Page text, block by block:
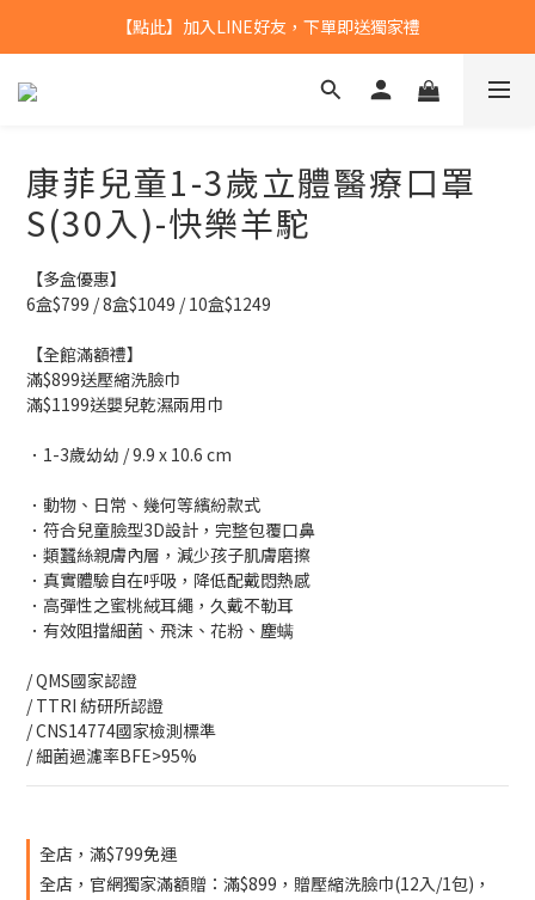
【點此】加入LINE好友，下單即送獨家禮
全館滿$799，本島免運
【點此】加入LINE好友，下單即送獨家禮
康菲兒童1-3歲立體醫療口罩
S(30入)-快樂羊駝
【多盒優惠】
6盒$799 / 8盒$1049 / 10盒$1249
【全館滿額禮】
滿$899送壓縮洗臉巾
滿$1199送嬰兒乾濕兩用巾
．1-3歲幼幼 / 9.9 x 10.6 cm
．動物、日常、幾何等繽紛款式
．符合兒童臉型3D設計，完整包覆口鼻
．類蠶絲親膚內層，減少孩子肌膚磨擦
．真實體驗自在呼吸，降低配戴悶熱感
．高彈性之蜜桃絨耳繩，久戴不勒耳
．有效阻擋細菌、飛沫、花粉、塵螨
/ QMS國家認證
/ TTRI 紡研所認證
/ CNS14774國家檢測標準
/ 細菌過濾率BFE>95%
全店，滿$799免運
全店，官網獨家滿額贈：滿$899，贈壓縮洗臉巾(12入/1包)，